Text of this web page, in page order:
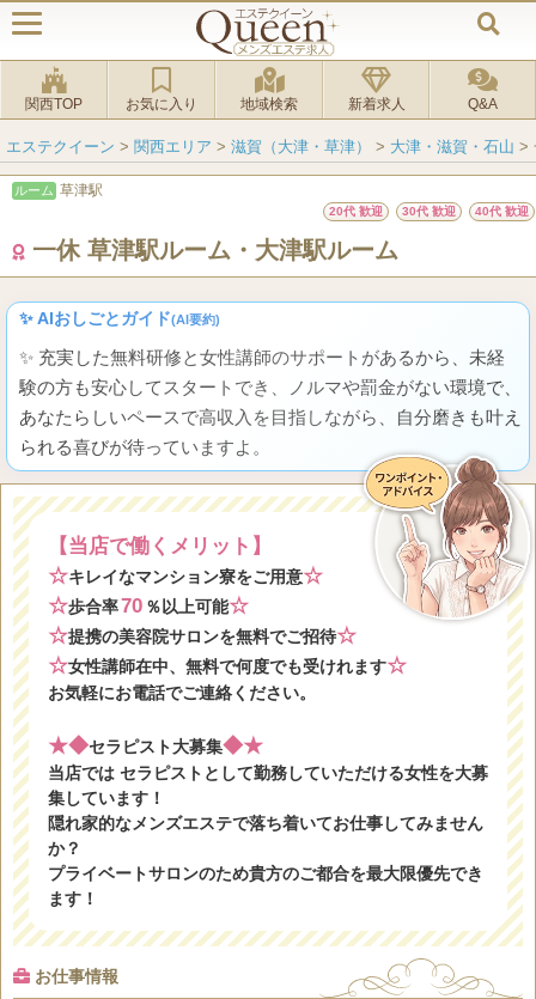
関西TOP お気に入り 地域検索 新着求人 Q&A
エステクイーン > 関西エリア > 滋賀（大津・草津） > 大津・滋賀・石山 >
ルーム 草津駅
20代 歓迎 30代 歓迎 40代 歓迎
一休 草津駅ルーム・大津駅ルーム
✨ AIおしごとガイド(AI要約)
✨ 充実した無料研修と女性講師のサポートがあるから、未経
験の方も安心してスタートでき、ノルマや罰金がない環境で、
あなたらしいペースで高収入を目指しながら、自分磨きも叶え
られる喜びが待っていますよ。
【当店で働くメリット】
☆キレイなマンション寮をご用意☆
☆歩合率70 ％以上可能☆
☆提携の美容院サロンを無料でご招待☆
☆女性講師在中、無料で何度でも受けれます☆
お気軽にお電話でご連絡ください。
★◆セラピスト大募集◆★
当店では セラピストとして勤務していただける女性を大募
集しています！
隠れ家的なメンズエステで落ち着いてお仕事してみません
か？
プライベートサロンのため貴方のご都合を最大限優先でき
ます！
お仕事情報